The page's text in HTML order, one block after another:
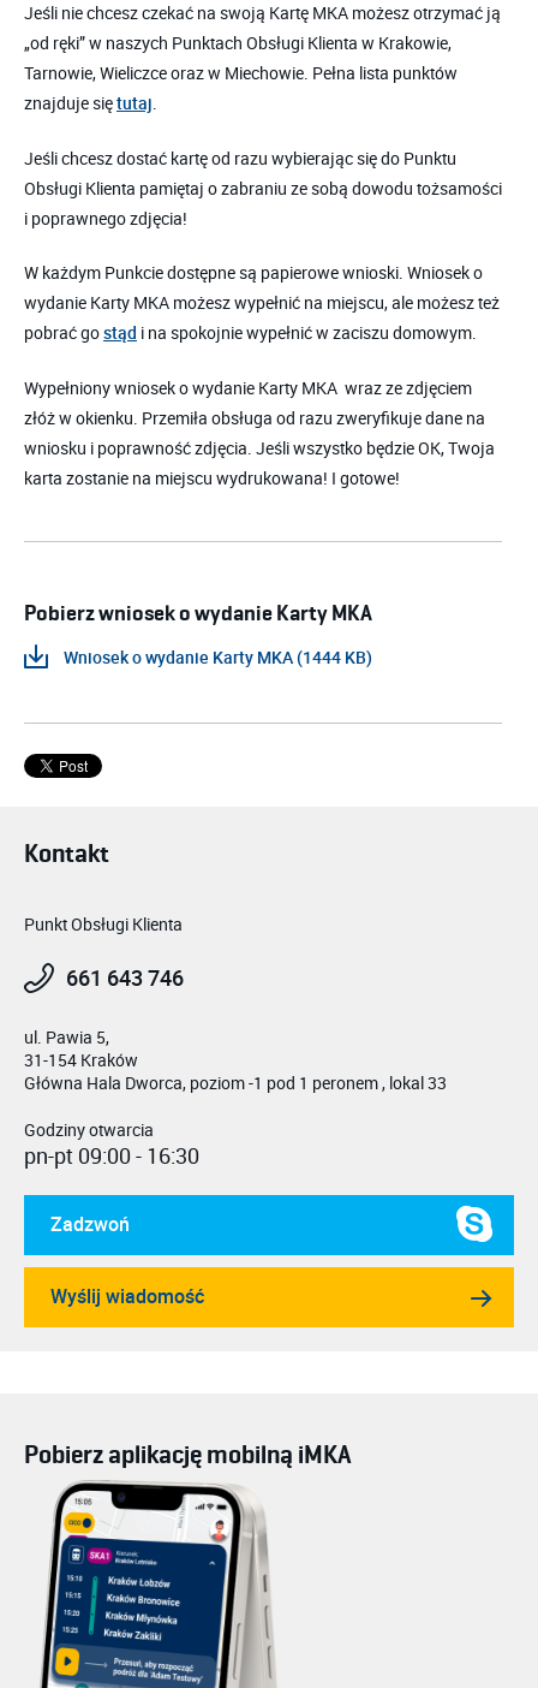
Jeśli nie chcesz czekać na swoją Kartę MKA możesz otrzymać ją
„od ręki” w naszych Punktach Obsługi Klienta w Krakowie,
Tarnowie, Wieliczce oraz w Miechowie. Pełna lista punktów
znajduje siętutaj.
Jeśli chcesz dostać kartę od razu wybierając się do Punktu
Obsługi Klienta pamiętaj o zabraniu ze sobą dowodu tożsamości
i poprawnego zdjęcia!
W każdym Punkcie dostępne są papierowe wnioski. Wniosek o
wydanie Karty MKA możesz wypełnić na miejscu, ale możesz też
pobrać gostąd i na spokojnie wypełnić w zaciszu domowym.
Wypełniony wniosek o wydanie Karty MKA wraz ze zdjęciem
złóż w okienku. Przemiła obsługa od razu zweryfikuje dane na
wniosku i poprawność zdjęcia. Jeśli wszystko będzie OK, Twoja
karta zostanie na miejscu wydrukowana! I gotowe!
Pobierz wniosek o wydanie Karty MKA
Wniosek o wydanie Karty MKA (1444 KB)
Kontakt
Punkt Obsługi Klienta
661 643 746
ul. Pawia 5,
31-154 Kraków
Główna Hala Dworca, poziom -1 pod 1 peronem , lokal 33
Godziny otwarcia
pn-pt 09:00 - 16:30
Zadzwoń
Wyślij wiadomość
Pobierz aplikację mobilną iMKA